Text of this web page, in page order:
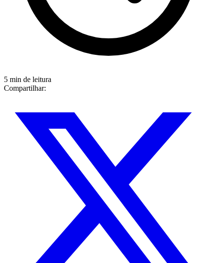
5 min de leitura
Compartilhar: